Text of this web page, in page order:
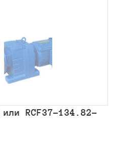
RCF37-134.82-